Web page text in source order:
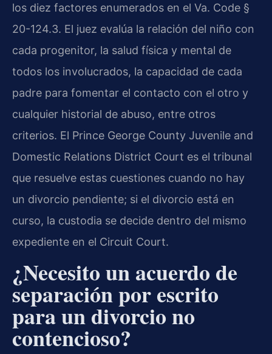
los diez factores enumerados en el Va. Code §
20-124.3. El juez evalúa la relación del niño con
cada progenitor, la salud física y mental de
todos los involucrados, la capacidad de cada
padre para fomentar el contacto con el otro y
cualquier historial de abuso, entre otros
criterios. El Prince George County Juvenile and
Domestic Relations District Court es el tribunal
que resuelve estas cuestiones cuando no hay
un divorcio pendiente; si el divorcio está en
curso, la custodia se decide dentro del mismo
expediente en el Circuit Court.
¿Necesito un acuerdo de
separación por escrito
para un divorcio no
contencioso?